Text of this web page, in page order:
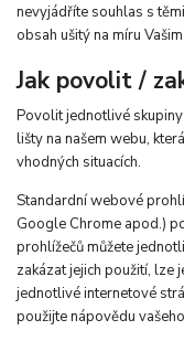
nevyjádříte souhlas s
obsah ušitý na míru
Jak povolit /
Povolit jednotlivé
lišty na našem webu,
vhodných situacích.
Standardní webové
Google Chrome apod.)
prohlížečů můžete
zakázat jejich použití, lze
jednotlivé internetové
použijte nápovědu